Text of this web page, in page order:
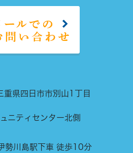
県四日市市別山1丁目
ニティセンター北側
勢川島駅下車 徒歩10分